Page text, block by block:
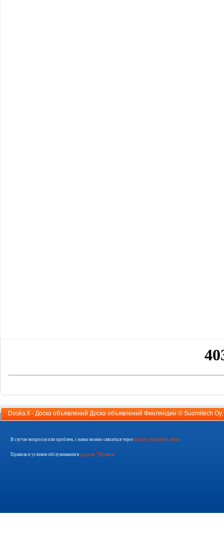
Doska.fi - Доска объявлений Доска объявлений Финляндии © Suomitech Oy
В случае вопросов или проблем, с нами можно связаться через форму обратной связи
Правила и условия обслуживания в разделе "Правила"